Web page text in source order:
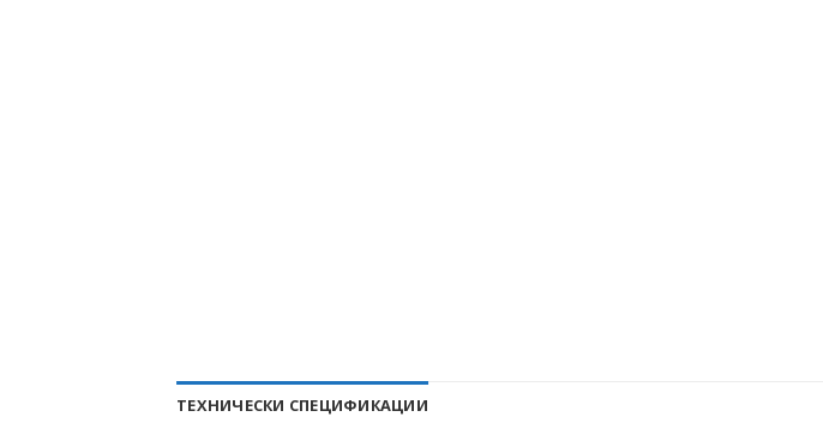
ТЕХНИЧЕСКИ СПЕЦИФИКАЦИИ